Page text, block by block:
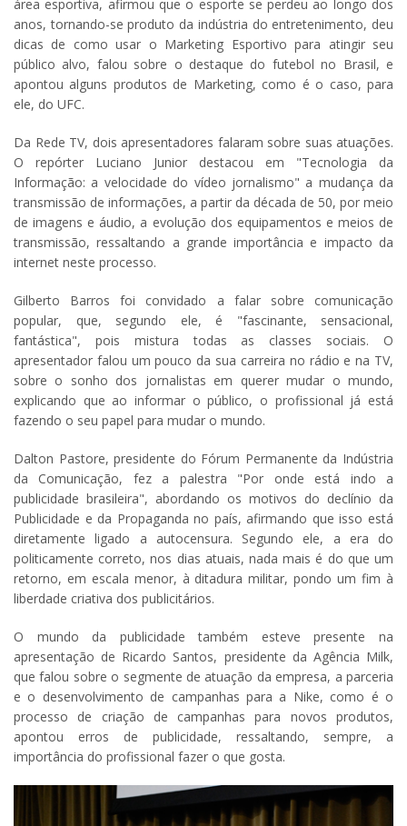
área esportiva, afirmou que o esporte se perdeu ao longo dos
anos, tornando-se produto da indústria do entretenimento, deu
dicas de como usar o Marketing Esportivo para atingir seu
público alvo, falou sobre o destaque do futebol no Brasil, e
apontou alguns produtos de Marketing, como é o caso, para
ele, do UFC.
Da Rede TV, dois apresentadores falaram sobre suas atuações.
O repórter Luciano Junior destacou em "Tecnologia da
Informação: a velocidade do vídeo jornalismo" a mudança da
transmissão de informações, a partir da década de 50, por meio
de imagens e áudio, a evolução dos equipamentos e meios de
transmissão, ressaltando a grande importância e impacto da
internet neste processo.
Gilberto Barros foi convidado a falar sobre comunicação
popular, que, segundo ele, é "fascinante, sensacional,
fantástica", pois mistura todas as classes sociais. O
apresentador falou um pouco da sua carreira no rádio e na TV,
sobre o sonho dos jornalistas em querer mudar o mundo,
explicando que ao informar o público, o profissional já está
fazendo o seu papel para mudar o mundo.
Dalton Pastore, presidente do Fórum Permanente da Indústria
da Comunicação, fez a palestra "Por onde está indo a
publicidade brasileira", abordando os motivos do declínio da
Publicidade e da Propaganda no país, afirmando que isso está
diretamente ligado a autocensura. Segundo ele, a era do
politicamente correto, nos dias atuais, nada mais é do que um
retorno, em escala menor, à ditadura militar, pondo um fim à
liberdade criativa dos publicitários.
O mundo da publicidade também esteve presente na
apresentação de Ricardo Santos, presidente da Agência Milk,
que falou sobre o segmente de atuação da empresa, a parceria
e o desenvolvimento de campanhas para a Nike, como é o
processo de criação de campanhas para novos produtos,
apontou erros de publicidade, ressaltando, sempre, a
importância do profissional fazer o que gosta.